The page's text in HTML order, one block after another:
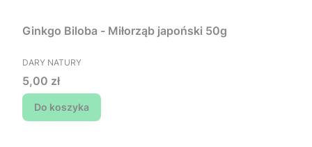
Ginkgo Biloba - Miłorząb japoński 50g
PRODUCENT
DARY NATURY
Cena
5,00 zł
Do koszyka